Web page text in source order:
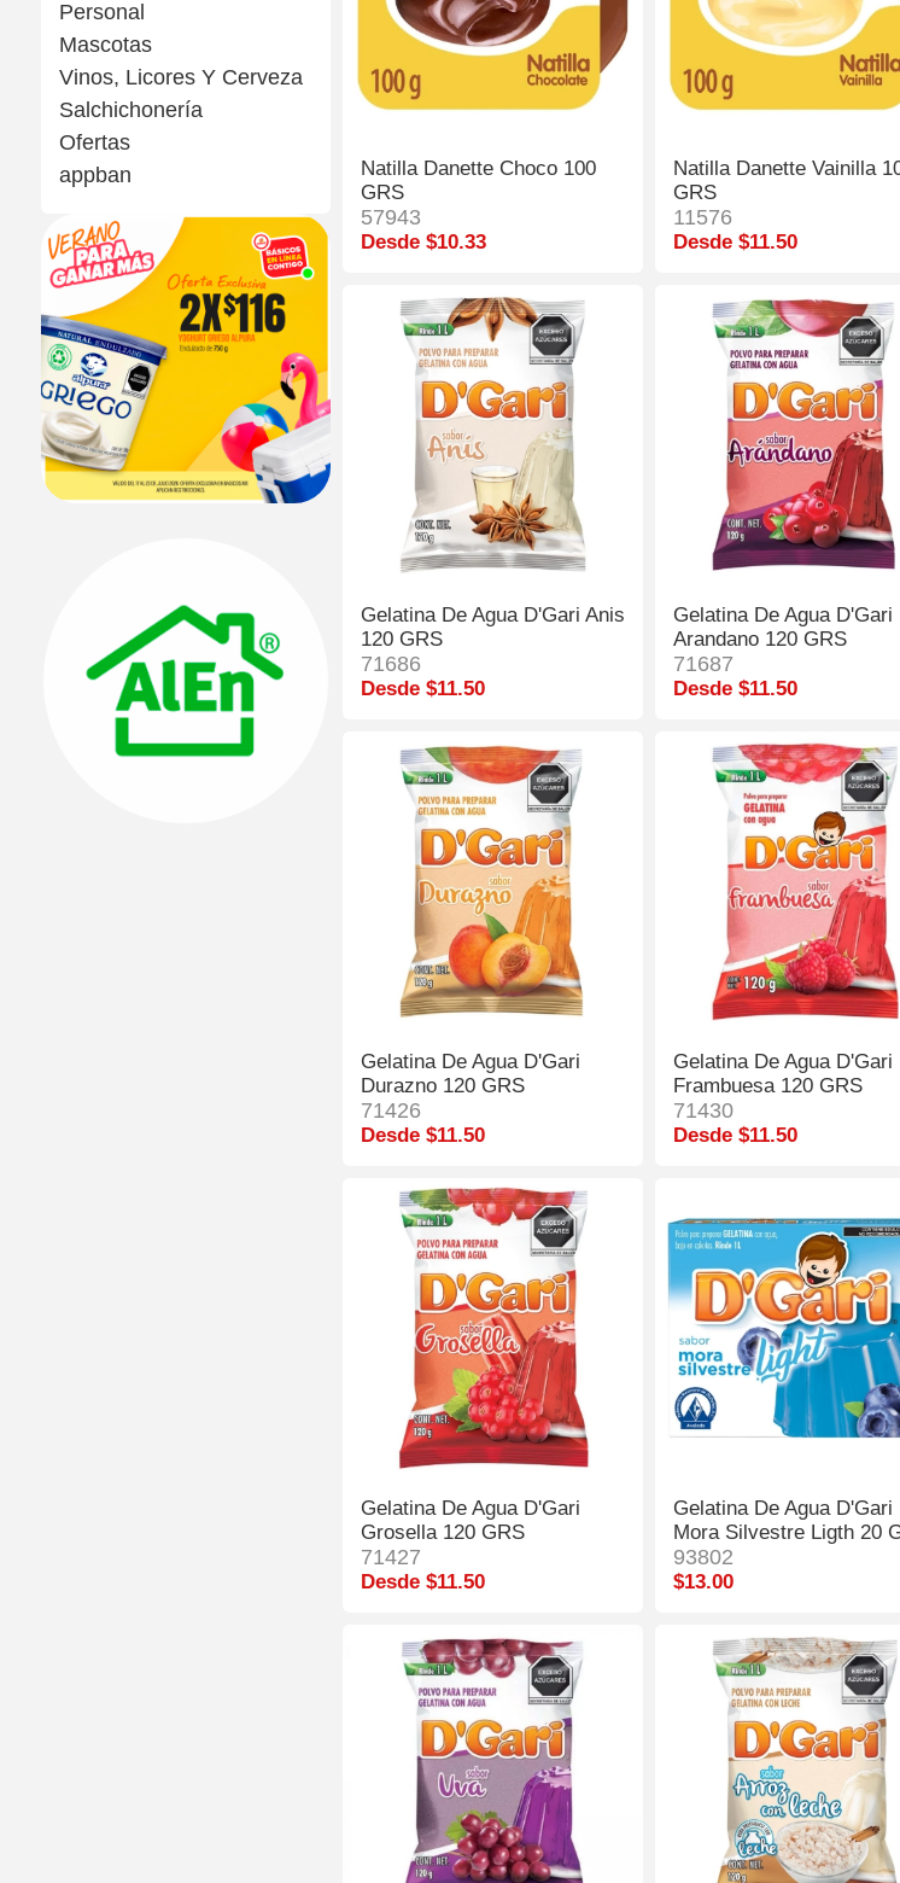
Personal
Mascotas
Vinos, Licores Y Cerveza
Salchichonería
Ofertas
appban
Natilla Danette Choco 100
GRS
57943
Desde $10.33
Natilla Danette Vainilla
GRS
11576
Desde $11.50
Gelatina De Agua D'Gari Anis
120 GRS
71686
Desde $11.50
Gelatina De Agua D'Gari
Arandano 120 GRS
71687
Desde $11.50
Gelatina De Agua D'Gari
Durazno 120 GRS
71426
Desde $11.50
Gelatina De Agua D'Gari
Frambuesa 120 GRS
71430
Desde $11.50
Gelatina De Agua D'Gari
Grosella 120 GRS
71427
Desde $11.50
Gelatina De Agua D'Gari
Mora Silvestre Ligth 20
93802
$13.00